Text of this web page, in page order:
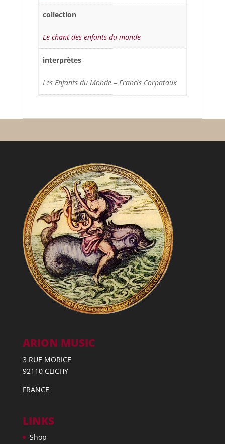
collection
Le chant des enfants du monde
interprètes
Les Enfants du Monde – Francis Corpataux
ARION MUSIC
3 RUE MORICE
92110 CLICHY
FRANCE
LINKS
Shop